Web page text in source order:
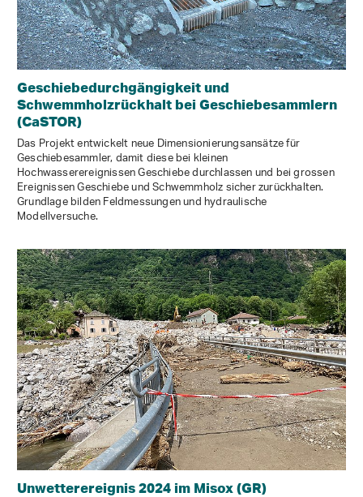
Geschiebedurchgängigkeit und
Schwemmholzrückhalt bei Geschiebesammlern
(CaSTOR)
Das Projekt entwickelt neue Dimensionierungsansätze für
Geschiebesammler, damit diese bei kleinen
Hochwasserereignissen Geschiebe durchlassen und bei grossen
Ereignissen Geschiebe und Schwemmholz sicher zurückhalten.
Grundlage bilden Feldmessungen und hydraulische
Modellversuche.
Unwetterereignis 2024 im Misox (GR)